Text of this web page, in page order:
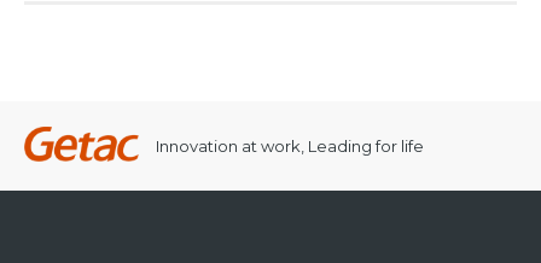
Innovation at work, Leading for life